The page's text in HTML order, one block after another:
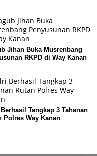
Jihan Buka Musrenbang
RKPD di Way Kanan
Tangkap 3 Tahanan
Polres Way Kanan